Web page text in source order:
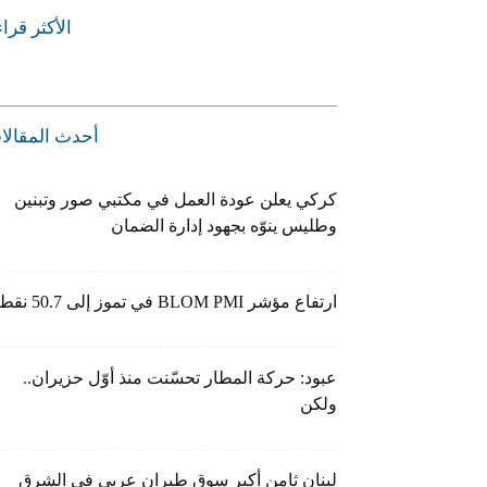
الأكثر
أحدث
كركي يعلن عودة العمل في مكتبي صور وتبنين
وطليس ينوّه بجهود إدارة الضمان
ارتفاع مؤشر BLOM PMI في تموز إلى 50.7 نقطة
عبود: حركة المطار تحسّنت منذ أوّل حزيران..
ولكن
لبنان ثامن أكبر سوق طيران عربي في الشرق